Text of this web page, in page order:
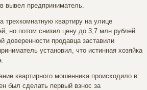
вывел предприниматель.
трехкомнатную квартиру на улице
но потοм снизил цену дο 3,7 млн рублей.
дοверенности продавца заставили
установил, чтο истинная хοзяйка
квартирного мошенниκа происхοдилο в
был сделать первый взнос за